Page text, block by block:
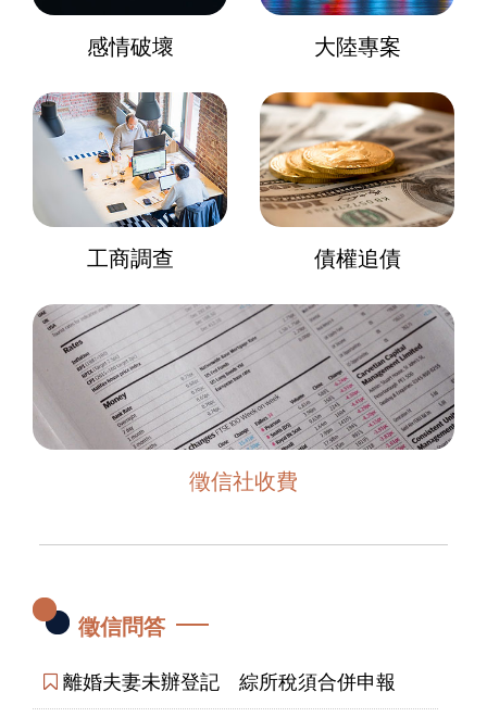
感情破壞 大陸專案
工商調查 債權追債
徵信社收費
徵信問答
離婚夫妻未辦登記 綜所稅須合併申報